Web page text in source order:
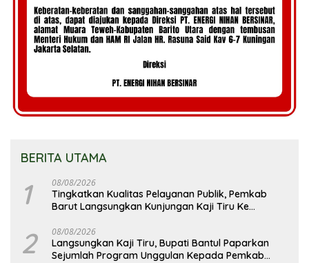
BERITA UTAMA
1 08/08/2026
Tingkatkan Kualitas Pelayanan Publik, Pemkab
Barut Langsungkan Kunjungan Kaji Tiru Ke
2 08/08/2026
Langsungkan Kaji Tiru, Bupati Bantul Paparkan
Sejumlah Program Unggulan Kepada Pemkab